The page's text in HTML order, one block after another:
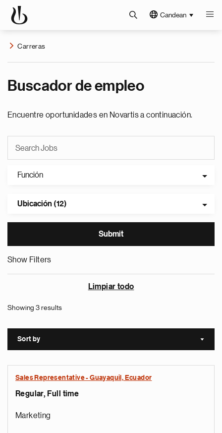
Candean
Carreras
Buscador de empleo
Encuentre oportunidades en Novartis a continuación.
Función
Ubicación (12)
Show Filters
Limpiar todo
Showing 3 results
Sort by Sort
Sales Representative - Guayaquil, Ecuador
Regular, Full time
Marketing